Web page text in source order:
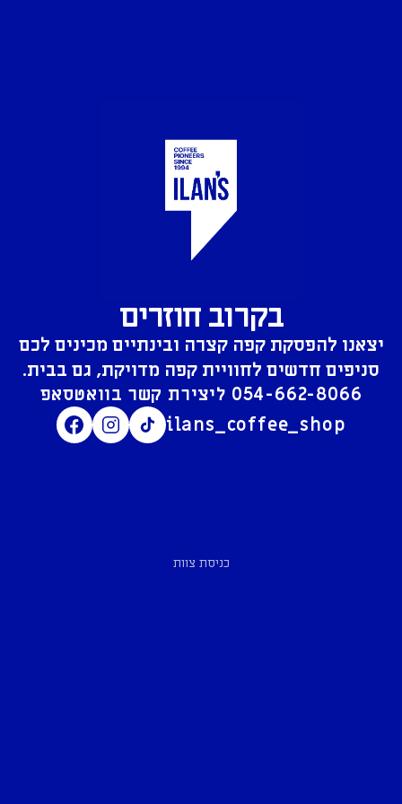
בקרוב חוזרים
יצאנו להפסקת קפה קצרה ובינתיים מכינים לכם
סניפים חדשים לחוויית קפה מדויקת, גם בבית.
054-662-8066
ilans_coffee_shop
כניסת צוות